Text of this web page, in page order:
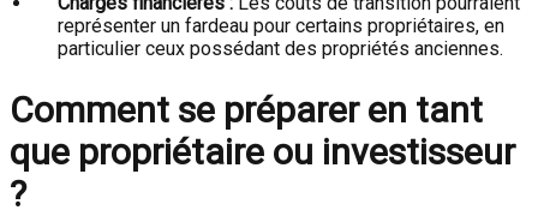
représenter un fardeau pour certains propriétaires, en
particulier ceux possédant des propriétés anciennes.
Comment se préparer en tant
que propriétaire ou investisseur
?